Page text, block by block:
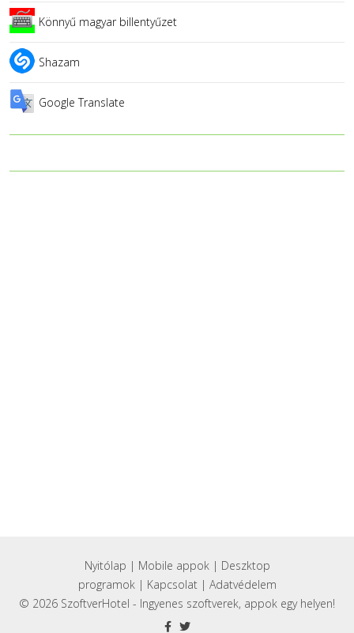
Könnyű magyar billentyűzet
Shazam
Google Translate
Nyitólap | Mobile appok| Deszktop
programok| Kapcsolat| Adatvédelem
© 2026 SzoftverHotel - Ingyenes szoftverek, appok egy helyen!